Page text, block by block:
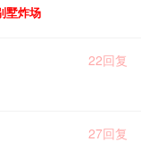
墅炸场
22回复
27回复